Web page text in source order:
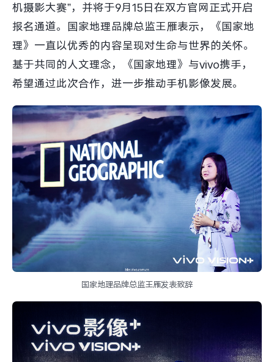
机摄影大赛”，并将于9月15日在双方官网正式开启
报名通道。国家地理品牌总监王雁表示，《国家地
理》一直以优秀的内容呈现对生命与世界的关怀。
基于共同的人文理念，《国家地理》与vivo携手，
希望通过此次合作，进一步推动手机影像发展。
国家地理品牌总监王雁发表致辞